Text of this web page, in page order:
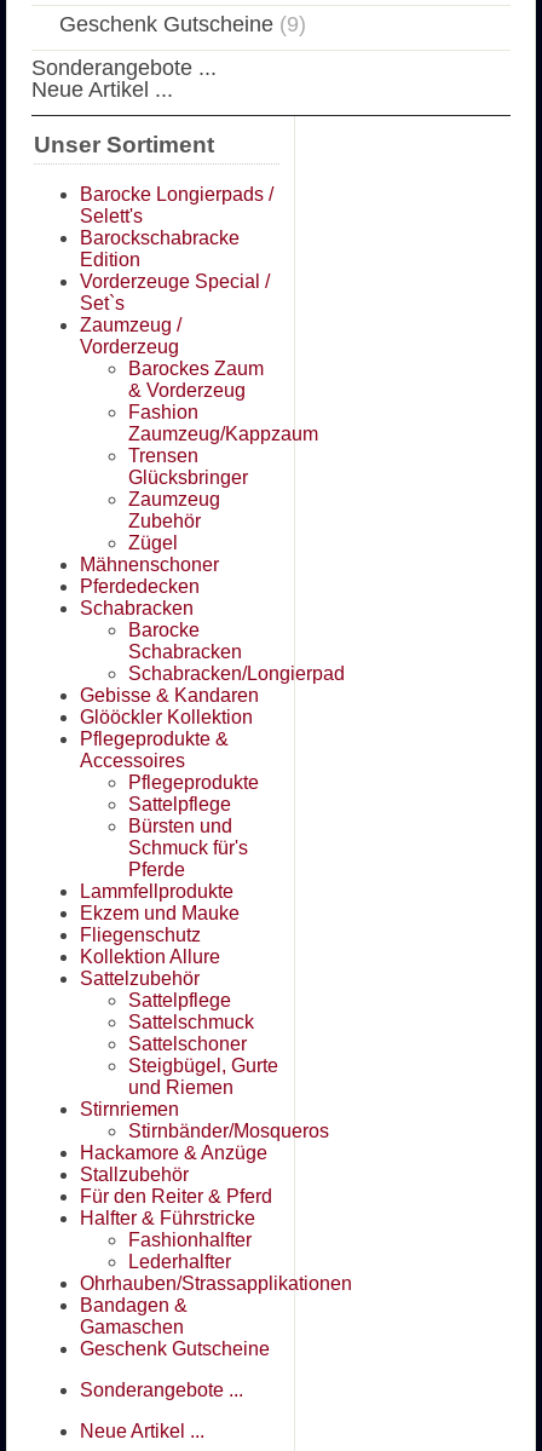
Geschenk Gutscheine (9)
Sonderangebote ...
Neue Artikel ...
Unser Sortiment
Barocke Longierpads /
Selett's
Barockschabracke
Edition
Vorderzeuge Special /
Set`s
Zaumzeug /
Vorderzeug
Barockes Zaum
& Vorderzeug
Fashion
Zaumzeug/Kappzaum
Trensen
Glücksbringer
Zaumzeug
Zubehör
Zügel
Mähnenschoner
Pferdedecken
Schabracken
Barocke
Schabracken
Schabracken/Longierpad
Gebisse & Kandaren
Glööckler Kollektion
Pflegeprodukte &
Accessoires
Pflegeprodukte
Sattelpflege
Bürsten und
Schmuck für's
Pferde
Lammfellprodukte
Ekzem und Mauke
Fliegenschutz
Kollektion Allure
Sattelzubehör
Sattelpflege
Sattelschmuck
Sattelschoner
Steigbügel, Gurte
und Riemen
Stirnriemen
Stirnbänder/Mosqueros
Hackamore & Anzüge
Stallzubehör
Für den Reiter & Pferd
Halfter & Führstricke
Fashionhalfter
Lederhalfter
Ohrhauben/Strassapplikationen
Bandagen &
Gamaschen
Geschenk Gutscheine
Sonderangebote ...
Neue Artikel ...